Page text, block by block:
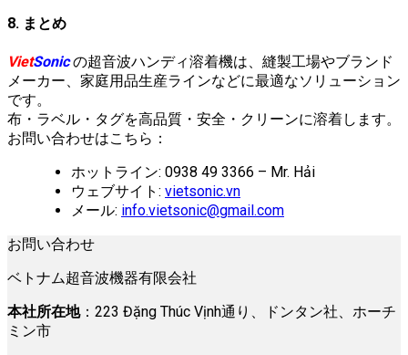
8. まとめ
VietSonicの超音波ハンディ溶着機は、縫製工場やブランド
メーカー、家庭用品生産ラインなどに最適なソリューション
です。
布・ラベル・タグを高品質・安全・クリーンに溶着します。
お問い合わせはこちら：
ホットライン: 0938 49 3366 – Mr. Hải
ウェブサイト: vietsonic.vn
メール: info.vietsonic@gmail.com
お問い合わせ
ベトナム超音波機器有限会社
本社所在地：223 Đặng Thúc Vịnh通り、ドンタン社、ホーチ
ミン市